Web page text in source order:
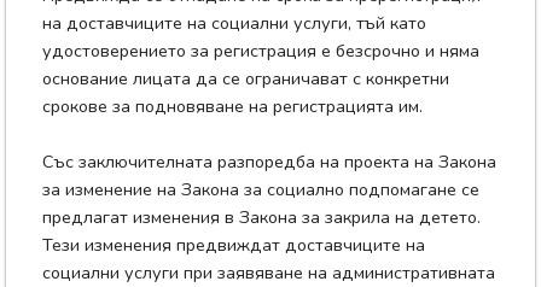
на доставчиците на социални услуги, тъй като
удостоверението за регистрация е безсрочно и няма
основание лицата да се ограничават с конкретни
срокове за подновяване на регистрацията им.
Със заключителната разпоредба на проекта на Закона
за изменение на Закона за социално подпомагане се
предлагат изменения в Закона за закрила на детето.
Тези изменения предвиждат доставчиците на
социални услуги при заявяване на административната